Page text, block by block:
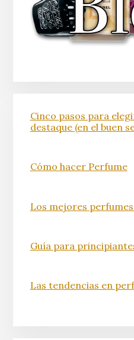
Cinco pasos para
destaque (en el buen
Cómo hacer Perfume
Los mejores
Guía para
Las tendencias en